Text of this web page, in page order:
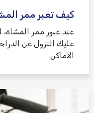
كيف تعبر ممر
عند عبور ممر
عليك النزول عن
الأماكن